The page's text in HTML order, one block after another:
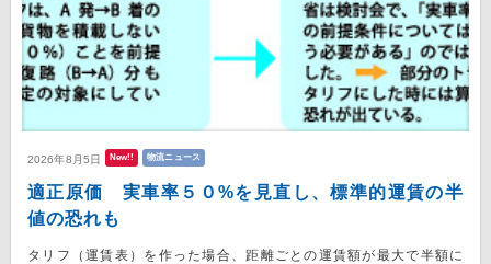
2026年8月5日 New!! 物流ニュース
適正原価 実車率５０%を見直し、標準的運賃の半
値の恐れも
タリフ（運賃表）を作った場合、距離ごとの運賃額が最大で半額に